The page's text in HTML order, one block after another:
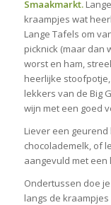
Smaakmarkt.
kraampjes wat
Lange Tafels om
picknick (maar dan
worst en ham,
heerlijke
lekkers van de Big
wijn met een goed
Liever een
chocolademelk, of
aangevuld met een
Ondertussen doe
langs de